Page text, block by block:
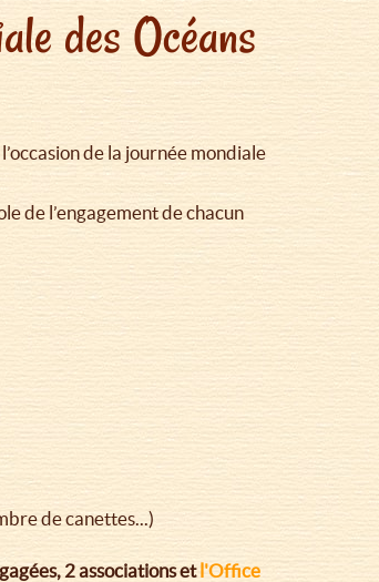
des Océans
de la journée mondiale
de l’engagement de chacun
de canettes...)
2 associations etl'Office